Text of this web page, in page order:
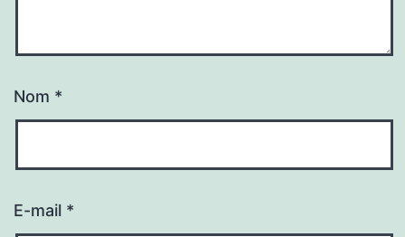
Nom *
E-mail *